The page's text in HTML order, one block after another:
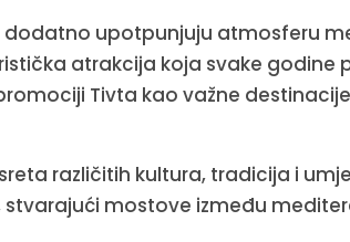
upotpunjuju atmosferu
atrakcija koja svake godine
Tivta kao važne
različitih kultura, tradicija i
mostove između